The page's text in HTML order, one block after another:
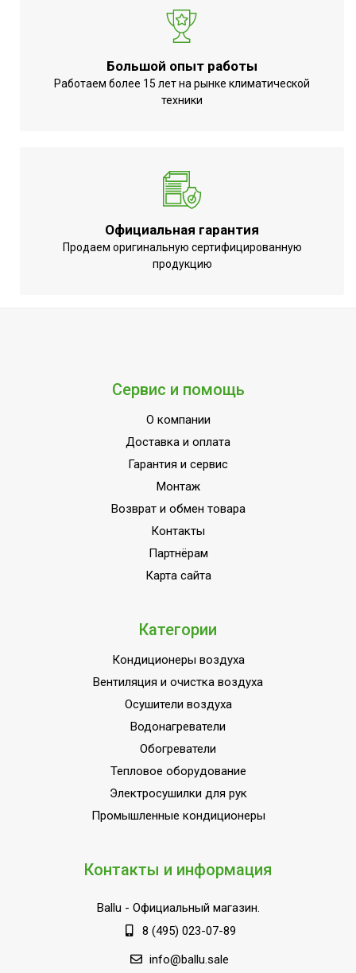
Макс. производительность
2000 м3/час
Производительность по воздуху
Режим обогрева
Да
Индикация температуры
Индикация температуры
воздуха (вблизи устройства)
Авторестарт при отключении
Да
Память заданных параметров
Функция интенсивного
Класс энергоэффективности
3,01/3,01
Система самодиагностики
Вариант размещения
Вид установки (крепления)
Напольная
Мощность кондиционера
(охлаждение),BTU
60 000
Макс. потребляемая мощность
5.31 кВт
Макс. длина магистрали (трассы) 50 м
Макс. перепад высот между
внутр. и внешним блоками
Большой опыт работы
Работаем более 15 лет на рынке климатической
техники
Официальная гарантия
Продаем оригинальную сертифицированную
продукцию
Сервис и помощь
О компании
Доставка и оплата
Гарантия и сервис
Монтаж
Возврат и обмен товара
Контакты
Партнёрам
Карта сайта
Категории
Кондиционеры воздуха
Вентиляция и очистка воздуха
Осушители воздуха
Водонагреватели
Обогреватели
Тепловое оборудование
Электросушилки для рук
Промышленные кондиционеры
Контакты и информация
Ballu - Официальный магазин.
8 (495) 023-07-89
info@ballu.sale